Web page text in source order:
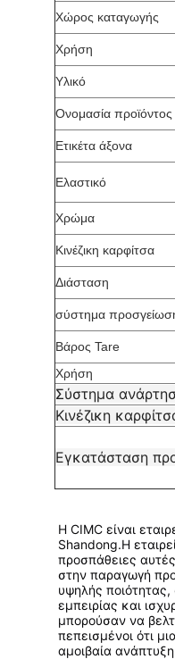
Χώρος καταγωγής
Χρήση
Υλικό
Ονομασία προϊόντος
Ετικέτα άξονα
Ελαστικό
Χρώμα
Κινέζικη καρφίτσα
Διάσταση
σύστημα
Βάρος Tare
Χρήση
Σύστημα
Κινέζικη
Εγκατάσταση
Η CIMC είναι
Shandong.Η
προσπάθειες
στην παραγωγή
υψηλής
εμπειρίας και
μπορούσαν να
πεπεισμένοι ότι
αμοιβαία